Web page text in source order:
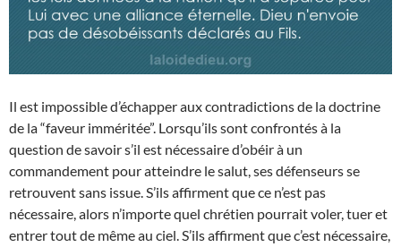
Il est impossible d’échapper aux contradictions de la doctrine
de la “faveur imméritée”. Lorsqu’ils sont confrontés à la
question de savoir s’il est nécessaire d’obéir à un
commandement pour atteindre le salut, ses défenseurs se
retrouvent sans issue. S’ils affirment que ce n’est pas
nécessaire, alors n’importe quel chrétien pourrait voler, tuer et
entrer tout de même au ciel. S’ils affirment que c’est nécessaire,